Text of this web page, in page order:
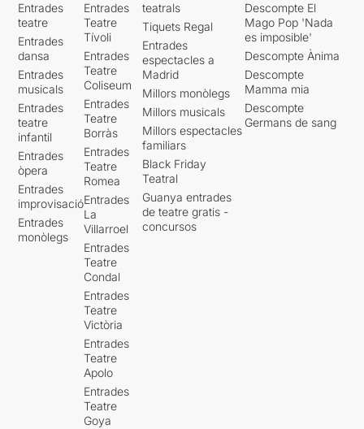
Després en David ha
explicat com ha viscut
aquesta experiència.
La felicitat, la infelicitat,
l'angoixa, l'autoestima, les
pors, la salut mental, les
xarxes socials, les teràpies,
són alguns dels temes que
se n'ha parlat.
Personatges que han
intervingut en aquest relat:
el narrador, la representant,
Entrades
teatre
Entrades
dansa
Entrades
musicals
Entrades
teatre
infantil
Entrades
òpera
Entrades
improvisació
Entrades
monòlegs
Entrades
Teatre
Tívoli
Entrades
Teatre
Coliseum
Entrades
Teatre
Borràs
Entrades
Teatre
Romea
Entrades
La
Villarroel
Entrades
Teatre
Condal
Entrades
Teatre
Victòria
Entrades
Teatre
Apolo
Entrades
Teatre
Goya
teatrals
Tiquets Regal
Entrades
espectacles a
Madrid
Millors monòlegs
Millors musicals
Millors espectacles
familiars
Black Friday
Teatral
Guanya entrades
de teatre gratis -
concursos
Descompte El
Mago Pop 'Nada
es imposible'
Descompte Ànima
Descompte
Mamma mia
Descompte
Germans de sang